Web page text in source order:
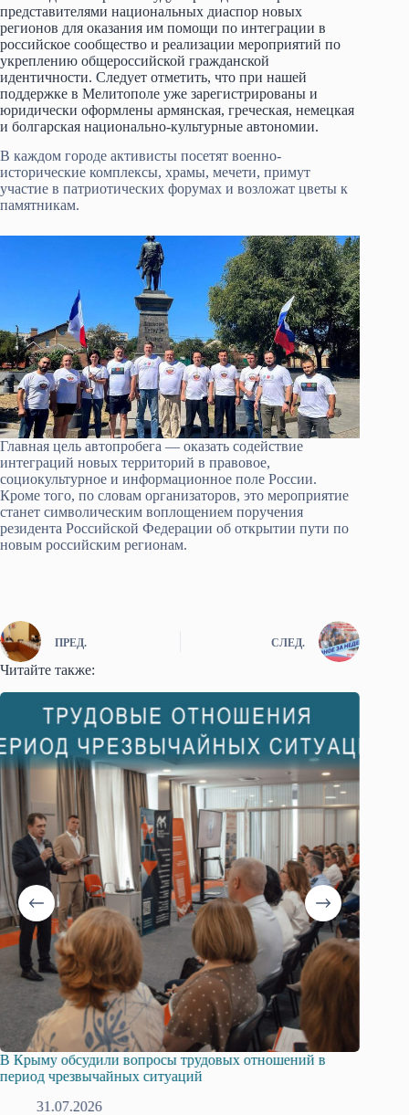
представителями национальных диаспор новых
регионов для оказания им помощи по интеграции в
российское сообщество и реализации мероприятий по
укреплению общероссийской гражданской
идентичности. Следует отметить, что при нашей
поддержке в Мелитополе уже зарегистрированы и
юридически оформлены армянская, греческая, немецкая
и болгарская национально-культурные автономии.
В каждом городе активисты посетят военно-
исторические комплексы, храмы, мечети, примут
участие в патриотических форумах и возложат цветы к
памятникам.
Главная цель автопробега — оказать содействие
интеграций новых территорий в правовое,
социокультурное и информационное поле России.
Кроме того, по словам организаторов, это мероприятие
станет символическим воплощением поручения
резидента Российской Федерации об открытии пути по
новым российским регионам.
ПРЕД. СЛЕД.
Читайте также:
В Крыму обсудили вопросы трудовых отношений в
период чрезвычайных ситуаций
31.07.2026